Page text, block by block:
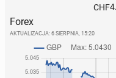
CHF
Forex
AKTUALIZACJA: 6 SIERPNIA, 15:20